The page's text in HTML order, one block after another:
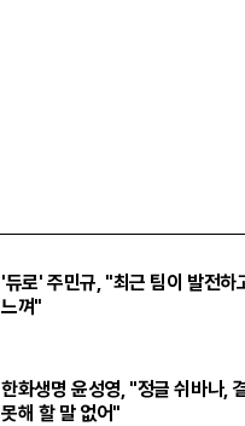
'듀로' 주민규, "최근 팀이 발전하
느껴"
한화생명 윤성영, "정글 쉬바나,
못해 할 말 없어"